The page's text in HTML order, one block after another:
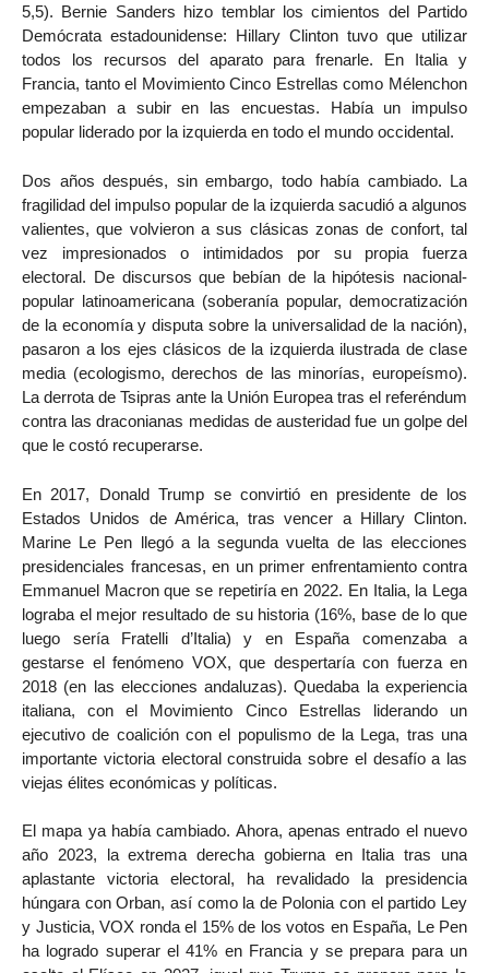
5,5). Bernie Sanders hizo temblar los cimientos del Partido
Demócrata estadounidense: Hillary Clinton tuvo que utilizar
todos los recursos del aparato para frenarle. En Italia y
Francia, tanto el Movimiento Cinco Estrellas como Mélenchon
empezaban a subir en las encuestas. Había un impulso
popular liderado por la izquierda en todo el mundo occidental.
Dos años después, sin embargo, todo había cambiado. La
fragilidad del impulso popular de la izquierda sacudió a algunos
valientes, que volvieron a sus clásicas zonas de confort, tal
vez impresionados o intimidados por su propia fuerza
electoral. De discursos que bebían de la hipótesis nacional-
popular latinoamericana (soberanía popular, democratización
de la economía y disputa sobre la universalidad de la nación),
pasaron a los ejes clásicos de la izquierda ilustrada de clase
media (ecologismo, derechos de las minorías, europeísmo).
La derrota de Tsipras ante la Unión Europea tras el referéndum
contra las draconianas medidas de austeridad fue un golpe del
que le costó recuperarse.
En 2017, Donald Trump se convirtió en presidente de los
Estados Unidos de América, tras vencer a Hillary Clinton.
Marine Le Pen llegó a la segunda vuelta de las elecciones
presidenciales francesas, en un primer enfrentamiento contra
Emmanuel Macron que se repetiría en 2022. En Italia, la Lega
lograba el mejor resultado de su historia (16%, base de lo que
luego sería Fratelli d’Italia) y en España comenzaba a
gestarse el fenómeno VOX, que despertaría con fuerza en
2018 (en las elecciones andaluzas). Quedaba la experiencia
italiana, con el Movimiento Cinco Estrellas liderando un
ejecutivo de coalición con el populismo de la Lega, tras una
importante victoria electoral construida sobre el desafío a las
viejas élites económicas y políticas.
El mapa ya había cambiado. Ahora, apenas entrado el nuevo
año 2023, la extrema derecha gobierna en Italia tras una
aplastante victoria electoral, ha revalidado la presidencia
húngara con Orban, así como la de Polonia con el partido Ley
y Justicia, VOX ronda el 15% de los votos en España, Le Pen
ha logrado superar el 41% en Francia y se prepara para un